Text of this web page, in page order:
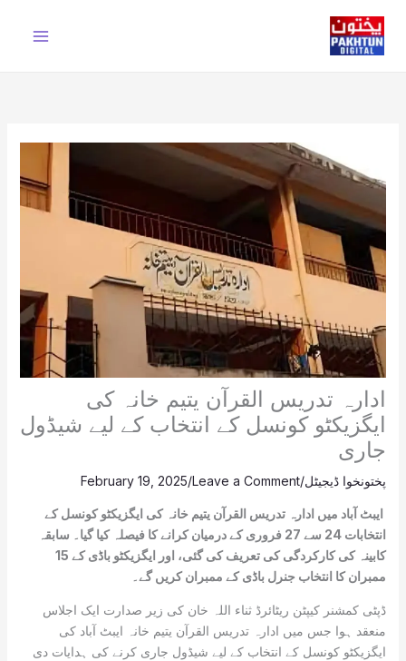
content
ادارہ تدریس القرآن یتیم خانہ کی
ایگزیکٹو کونسل کے انتخاب کے لیے شیڈول
جاری
پختونخوا ڈیجیٹل/
Leave a Comment
/
February 19, 2025
ایبٹ آباد میں ادارہ تدریس القرآن یتیم خانہ کی ایگزیکٹو کونسل کے
انتخابات 24 سے 27 فروری کے درمیان کرانے کا فیصلہ کیا گیا۔ سابقہ
کابینہ کی کارکردگی کی تعریف کی گئی، اور ایگزیکٹو باڈی کے 15
ممبران کا انتخاب جنرل باڈی کے ممبران کریں گے۔
ڈپٹی کمشنر کیپٹن ریٹائرڈ ثناء اللہ خان کی زیر صدارت ایک اجلاس
منعقد ہوا جس میں ادارہ تدریس القرآن یتیم خانہ ایبٹ آباد کی
ایگزیکٹو کونسل کے انتخاب کے لیے شیڈول جاری کرنے کی ہدایات دی